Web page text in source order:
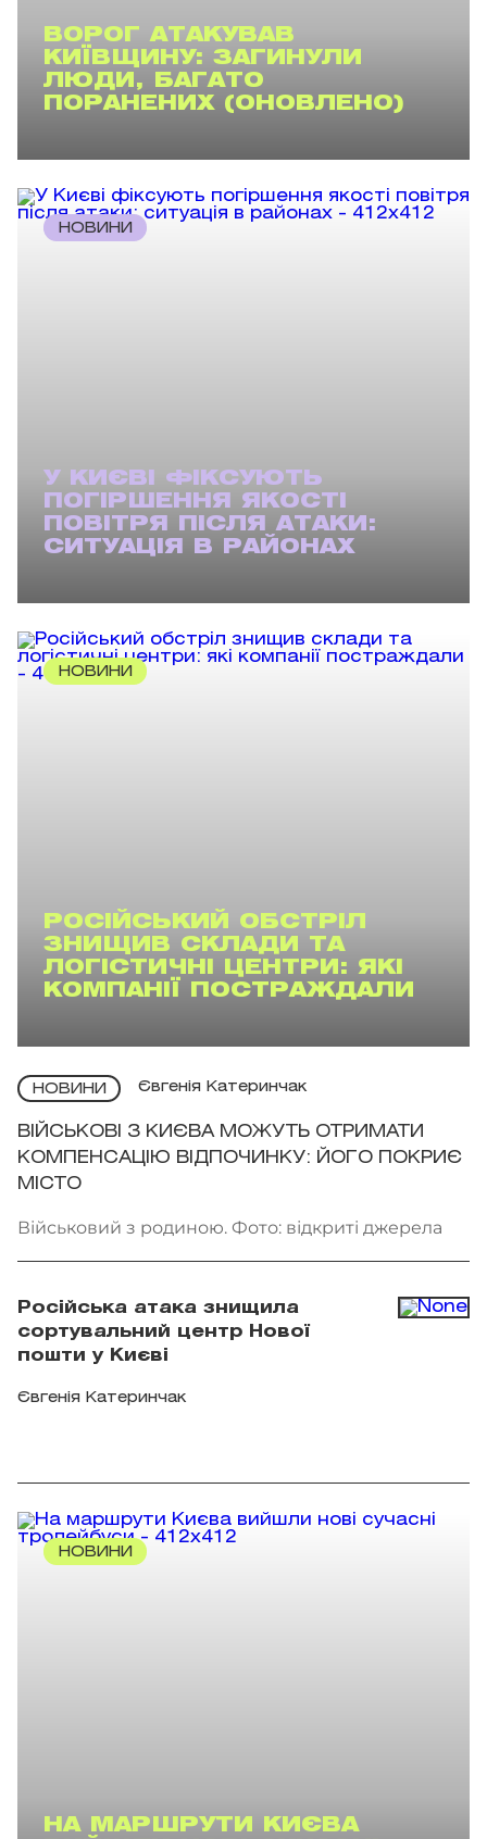
ВОРОГ АТАКУВАВ
КИЇВЩИНУ: ЗАГИНУЛИ
ЛЮДИ, БАГАТО
ПОРАНЕНИХ (ОНОВЛЕНО)
НОВИНИ
У КИЄВІ ФІКСУЮТЬ
ПОГІРШЕННЯ ЯКОСТІ
ПОВІТРЯ ПІСЛЯ АТАКИ:
СИТУАЦІЯ В РАЙОНАХ
НОВИНИ
РОСІЙСЬКИЙ ОБСТРІЛ
ЗНИЩИВ СКЛАДИ ТА
ЛОГІСТИЧНІ ЦЕНТРИ: ЯКІ
КОМПАНІЇ ПОСТРАЖДАЛИ
НОВИНИ Євгенія Катеринчак
ВІЙСЬКОВІ З КИЄВА МОЖУТЬ ОТРИМАТИ
КОМПЕНСАЦІЮ ВІДПОЧИНКУ: ЙОГО ПОКРИЄ
МІСТО
Військовий з родиною. Фото: відкриті джерела
Російська атака знищила
сортувальний центр Нової
пошти у Києві
Євгенія Катеринчак
НОВИНИ
НА МАРШРУТИ КИЄВА